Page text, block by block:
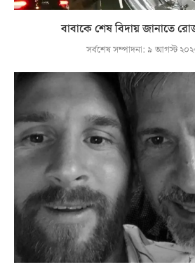
বাবাকে শেষ বিদায় জানাতে
সর্বশেষ সম্পাদনা: ৯ আগস্ট